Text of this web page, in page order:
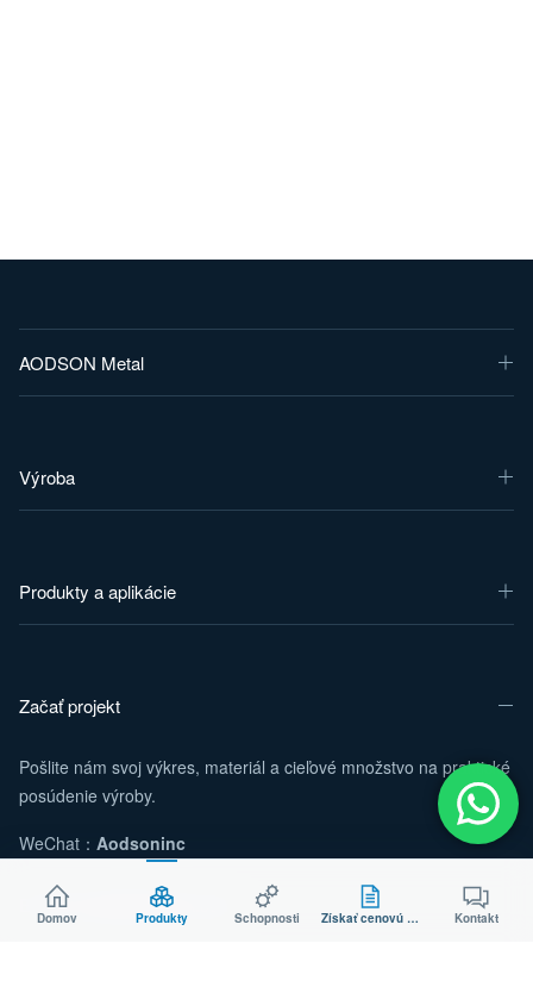
AODSON Metal
Výroba
Produkty a aplikácie
Začať projekt
Pošlite nám svoj výkres, materiál a cieľové množstvo na praktické
posúdenie výroby.
WeChat： Aodsoninc
E-mail: sales@aodson.com
Domov Produkty Schopnosti Získať cenovú ponuku Kontakt